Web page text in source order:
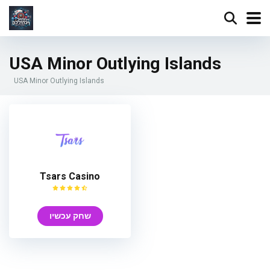
USA Minor Outlying Islands
USA Minor Outlying Islands
Tsars Casino
שחק עכשיו